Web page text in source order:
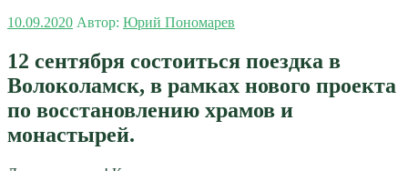
Опубликовано
10.09.2020 Автор: Юрий Пономарев
12 сентября состоиться поездка в
Волоколамск, в рамках нового проекта
по восстановлению храмов и
монастырей.